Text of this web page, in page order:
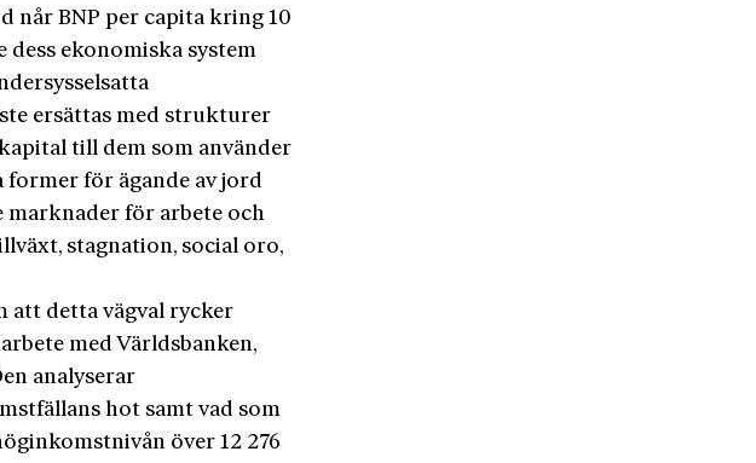
når BNP per capita kring 10
dess ekonomiska system
ersättas med strukturer
till dem som använder
för ägande av jord
marknader för arbete och
stagnation, social oro,
att detta vägval rycker
med Världsbanken,
analyserar
hot samt vad som
över 12 276